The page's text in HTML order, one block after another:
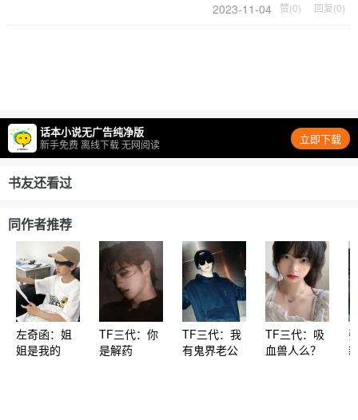
2023-11-04
赞(0) 回复(0)
话本小说无广告纯净版
新手免费 离线下载 无网阅读 立即下载
书友还看过
同作者推荐
左奇函：姐
姐是我的
TF三代：你
是解药
TF三代：我
有鬼界老公
TF三代：吸
血兽人么？